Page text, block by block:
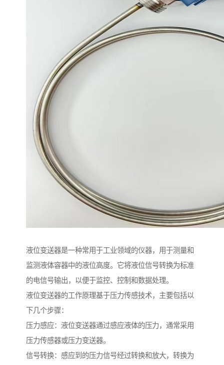
液位变送器是一种常用于工业领域的仪器，用于测量和
监测液体容器中的液位高度。它将液位信号转换为标准
的电信号输出，以便于监控、控制和数据处理。
液位变送器的工作原理基于压力传感技术，主要包括以
下几个步骤：
压力感应：液位变送器通过感应液体的压力，通常采用
压力传感器或压力变送器。
信号转换：感应到的压力信号经过转换和放大，转换为